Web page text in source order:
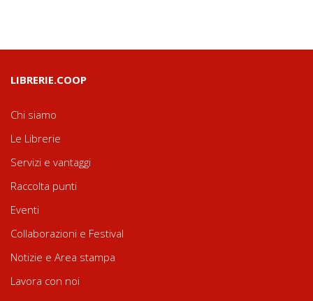
LIBRERIE.COOP
Chi siamo
Le Librerie
Servizi e vantaggi
Raccolta punti
Eventi
Collaborazioni e Festival
Notizie e Area stampa
Lavora con noi